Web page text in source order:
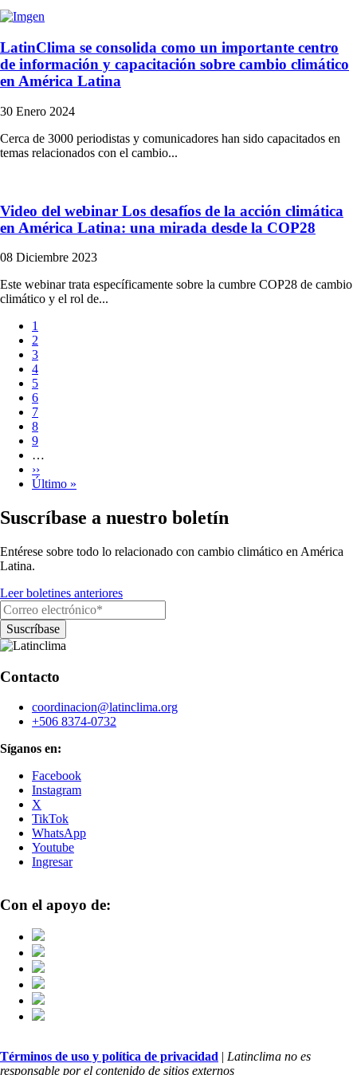
LatinClima se consolida como un importante centro
de información y capacitación sobre cambio climático
en América Latina
30 Enero 2024
Cerca de 3000 periodistas y comunicadores han sido capacitados en
temas relacionados con el cambio...
Video del webinar Los desafíos de la acción climática
en América Latina: una mirada desde la COP28
08 Diciembre 2023
Este webinar trata específicamente sobre la cumbre COP28 de cambio
climático y el rol de...
Paginación
Página
actual
1
Página
2
Página
3
Página
4
Página
5
Página
6
Página
7
Página
8
Página
9
…
Siguiente
página
››
Última
Último »
Suscríbase a nuestro boletín
Entérese sobre todo lo relacionado con cambio climático en América
Latina.
Leer boletines anteriores
Contacto
coordinacion@latinclima.org
+506 8374-0732
Síganos en:
Facebook
Instagram
X
TikTok
WhatsApp
Youtube
Ingresar
Con el apoyo de:
Términos de uso y política de privacidad | Latinclima no es
responsable por el contenido de sitios externos